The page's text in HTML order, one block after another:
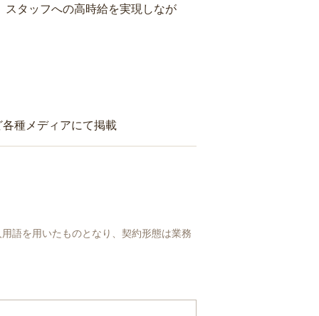
タッフへの高時給を実現しなが
種メディアにて掲載
語を用いたものとなり、契約形態は業務